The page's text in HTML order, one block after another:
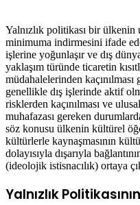
Yalnızlık politikası bir
minimuma indirmesini ifade
işlerine yoğunlaşır ve dış
yaklaşım türünde ticaretin
müdahalelerinden
genellikle dış işlerinde aktif
risklerden kaçınılması ve
muhafazası gereken
söz konusu ülkenin kültürel
kültürlerle kaynaşmasının
dolayısıyla dışarıyla
(ideolojik istisnacılık) ortaya
Yalnızlık